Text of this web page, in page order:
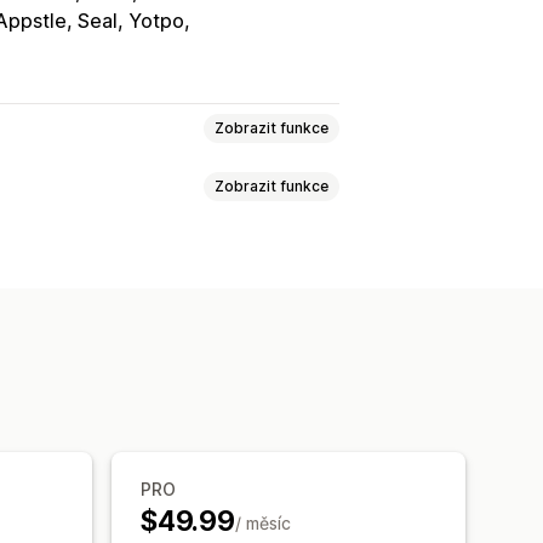
Seal, Yotpo
Zobrazit funkce
Zobrazit funkce
PRO
$49.99/ měsíc